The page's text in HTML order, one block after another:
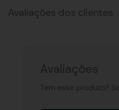
Avaliações dos clientes
Avaliações
Tem esse produto?